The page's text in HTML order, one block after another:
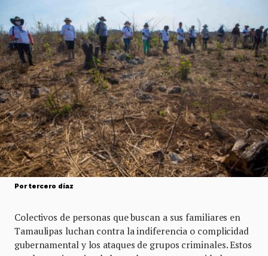
Por tercero díaz
Colectivos de personas que buscan a sus familiares en
Tamaulipas luchan contra la indiferencia o complicidad
gubernamental y los ataques de grupos criminales. Estos